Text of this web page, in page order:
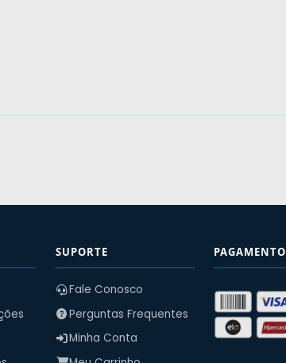
SUPORTE
Fale Conosco
Perguntas Frequentes
Minha Conta
PAGAMENTO